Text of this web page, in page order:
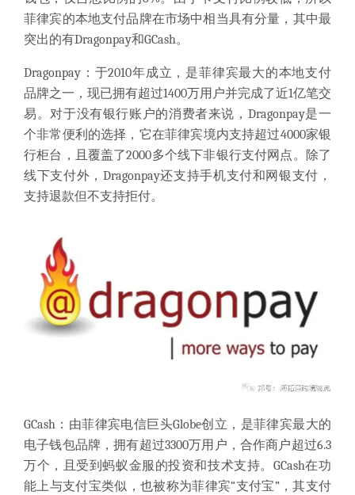
菲律宾的本地支付品牌在市场中相当具有分量，其中最
突出的有Dragonpay和GCash。
Dragonpay：于2010年成立，是菲律宾最大的本地支付
品牌之一，现已拥有超过1400万用户并完成了近1亿笔交
易。对于没有银行账户的消费者来说，Dragonpay是一
个非常便利的选择，它在菲律宾境内支持超过4000家银
行柜台，且覆盖了2000多个线下非银行支付网点。除了
线下支付外，Dragonpay还支持手机支付和网银支付，
支持退款但不支持拒付。
GCash：由菲律宾电信巨头Globe创立，是菲律宾最大的
电子钱包品牌，拥有超过3300万用户，合作商户超过6.3
万个，且受到蚂蚁金服的投资和技术支持。GCash在功
能上与支付宝类似，也被称为菲律宾“支付宝”，其支付